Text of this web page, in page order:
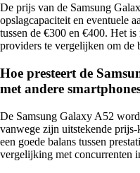
De prijs van de Samsung
opslagcapaciteit en eventuele
tussen de €300 en €400. Het
providers te vergelijken om de
Hoe presteert de
met andere
De Samsung Galaxy A52
vanwege zijn uitstekende
een goede balans tussen
vergelijking met concurrenten